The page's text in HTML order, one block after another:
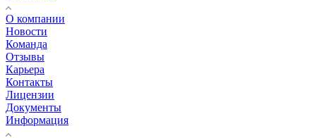
О компании
Новости
Команда
Отзывы
Карьера
Контакты
Лицензии
Документы
Информация